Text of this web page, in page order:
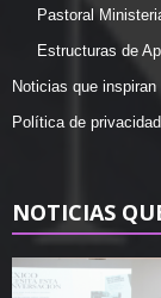
Pastoral
Estructuras de
Noticias que inspiran
Política de privacidad
NOTICIAS